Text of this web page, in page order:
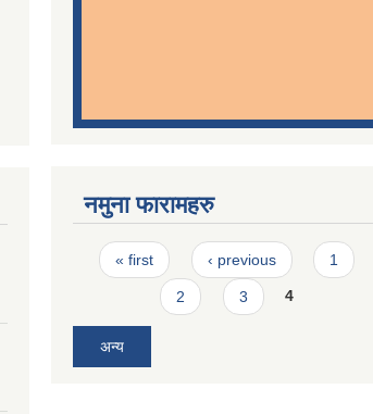
नमुना फारामहरु
Pages
« first ‹ previous 1
2 3 4
अन्य